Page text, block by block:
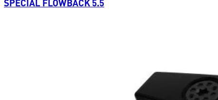
SPECIAL FLOWBACK 5.5